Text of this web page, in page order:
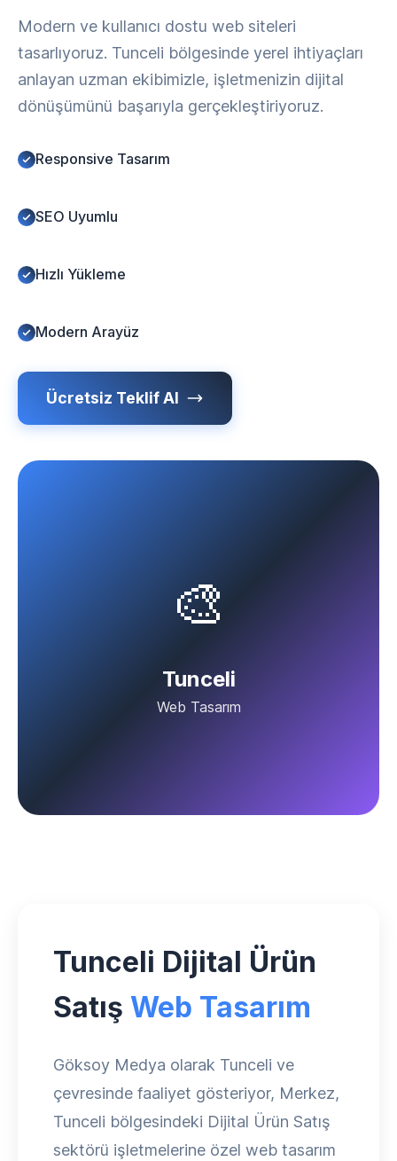
Modern ve kullanıcı dostu web siteleri
tasarlıyoruz. Tunceli bölgesinde yerel ihtiyaçları
anlayan uzman ekibimizle, işletmenizin dijital
dönüşümünü başarıyla gerçekleştiriyoruz.
Responsive Tasarım
SEO Uyumlu
Hızlı Yükleme
Modern Arayüz
Ücretsiz Teklif Al
🎨
Tunceli
Web Tasarım
Tunceli Dijital Ürün
Satış Web Tasarım
Göksoy Medya olarak Tunceli ve
çevresinde faaliyet gösteriyor, Merkez,
Tunceli bölgesindeki Dijital Ürün Satış
sektörü işletmelerine özel web tasarım